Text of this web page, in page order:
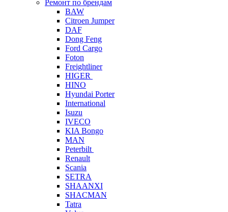
Ремонт по брендам
BAW
Citroen Jumper
DAF
Dong Feng
Ford Cargo
Foton
Freightliner
HIGER
HINO
Hyundai Porter
International
Isuzu
IVECO
KIA Bongo
MAN
Peterbilt
Renault
Scania
SETRA
SHAANXI
SHACMAN
Tatra